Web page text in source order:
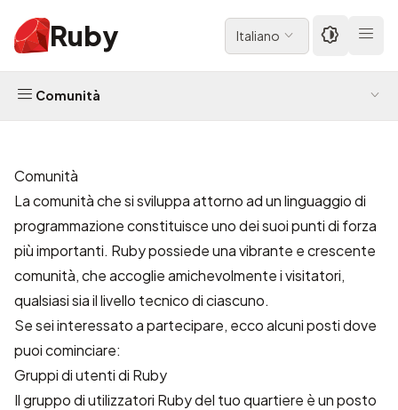
Ruby Italiano
Comunità
Comunità
La comunità che si sviluppa attorno ad un linguaggio di
programmazione constituisce uno dei suoi punti di forza
più importanti. Ruby possiede una vibrante e crescente
comunità, che accoglie amichevolmente i visitatori,
qualsiasi sia il livello tecnico di ciascuno.
Se sei interessato a partecipare, ecco alcuni posti dove
puoi cominciare:
Gruppi di utenti di Ruby
Il gruppo di utilizzatori Ruby del tuo quartiere è un posto